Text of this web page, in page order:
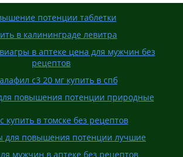
потенции таблетки
в калининграде левитра
в аптеке цена для мужчин без
рецептов
с3 20 мг купить в спб
повышения потенции природные
купить в томске без рецептов
для повышения потенции лучшие
мужчин в аптеке без рецептов